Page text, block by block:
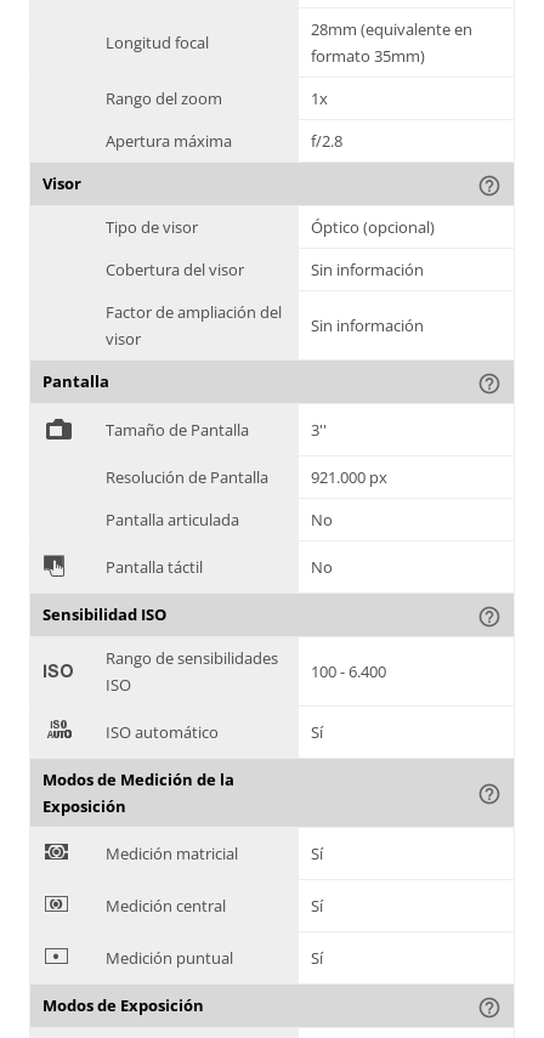
Longitud focal
28mm (equivalente en
formato 35mm)
Rango del zoom
1x
Apertura máxima
f/2.8
Visor
help_outline
Tipo de visor
Óptico (opcional)
Cobertura del visor
Sin información
Factor de ampliación del
visor
Sin información
Pantalla help_outline
% Tamaño de Pantalla 3''
Resolución de Pantalla
921.000 px
Pantalla articulada
No
& Pantalla táctil No
Sensibilidad ISO help_outline
'
Rango de sensibilidades
ISO
100 - 6.400
( ISO automático Sí
Modos de Medición de la
Exposición
help_outline
) Medición matricial Sí
* Medición central Sí
+ Medición puntual Sí
Modos de Exposición help_outline